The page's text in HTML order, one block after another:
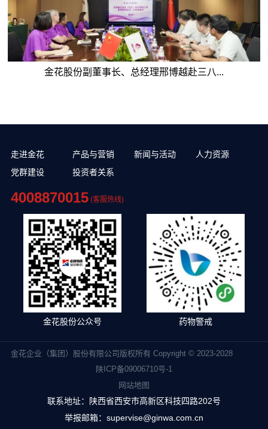
金花股份副董事长、总经理邢博越赴三八...
走进金花 产品与营销 新闻与活动
人力资源
党群建设
投资者关系
4008870015 (客服热线)
金花股份公众号 药物警戒
金花企业（集团）股份有限公司版权所有 Copyright © 2023-2028
陕ICP备09006710号-1
网站地图
联系地址：陕西省西安市高新区科技四路202号
举报邮箱：supervise@ginwa.com.cn